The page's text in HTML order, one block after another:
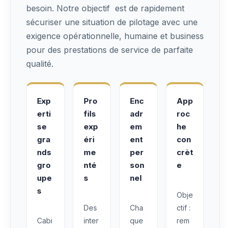
besoin. Notre objectif est de rapidement
sécuriser une situation de pilotage avec une
exigence opérationnelle, humaine et business
pour des prestations de service de parfaite
qualité.
Exp
erti
se
gra
nds
gro
upe
s
Cabi
Pro
fils
exp
éri
me
nté
s
Des
inter
Enc
adr
em
ent
per
son
nel
Cha
que
App
roc
he
con
crèt
e
Obje
ctif :
rem